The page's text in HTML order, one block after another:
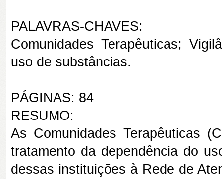
PALAVRAS-CHAVES:
Comunidades Terapêuticas;
uso de substâncias.
PÁGINAS: 84
RESUMO:
As Comunidades Terapêuticas
tratamento da dependência do
dessas instituições à Rede de